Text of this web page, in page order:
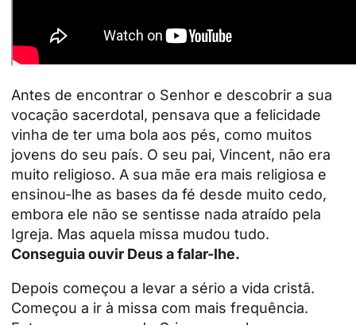
Antes de encontrar o Senhor e descobrir a sua
vocação sacerdotal, pensava que a felicidade
vinha de ter uma bola aos pés, como muitos
jovens do seu país. O seu pai, Vincent, não era
muito religioso. A sua mãe era mais religiosa e
ensinou-lhe as bases da fé desde muito cedo,
embora ele não se sentisse nada atraído pela
Igreja. Mas aquela missa mudou tudo.
Conseguia ouvir Deus a falar-lhe.
Depois começou a levar a sério a vida cristã.
Começou a ir à missa com mais frequência.